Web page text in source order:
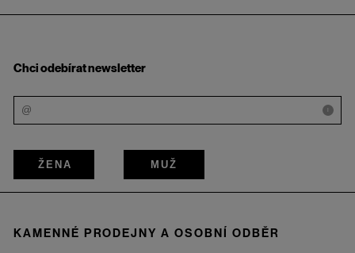
Chci odebírat newsletter
i
ŽENA MUŽ
KAMENNÉ PRODEJNY A OSOBNÍ ODBĚR